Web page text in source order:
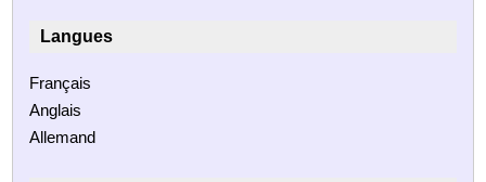
Langues
Français
Anglais
Allemand